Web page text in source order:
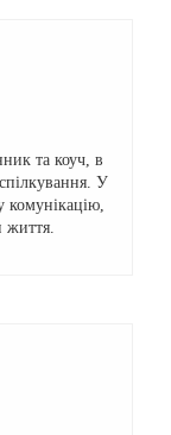
та коуч, в
У
комунікацію,
життя.